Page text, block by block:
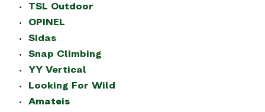
TSL Outdoor
OPINEL
Sidas
Snap Climbing
YY Vertical
Looking For Wild
Amateis